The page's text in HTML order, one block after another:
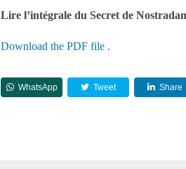
Lire l’intégrale du Secret de
Download the PDF file .
WhatsApp Tweet Share